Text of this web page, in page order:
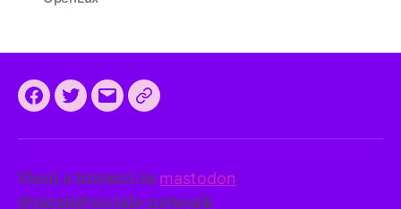
Facebook
TwitterEmailCEEP
programma
comune
Vieni a trovarci su mastodon:
@pirati@sociale.network